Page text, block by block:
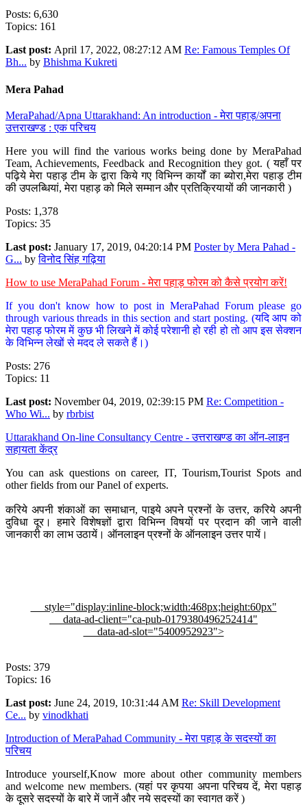
Posts: 6,630
Topics: 161
Last post: April 17, 2022, 08:27:12 AM Re: Famous Temples Of
Bh... by Bhishma Kukreti
Mera Pahad
MeraPahad/Apna Uttarakhand: An introduction - मेरा पहाड़/अपना
उत्तराखण्ड : एक परिचय
Here you will find the various works being done by MeraPahad
Team, Achievements, Feedback and Recognition they got. ( यहाँ पर
पढ़िये मेरा पहाड़ टीम के द्वारा किये गए विभिन्न कार्यों का ब्योरा,मेरा पहाड़ टीम
की उपलब्धियां, मेरा पहाड़ को मिले सम्मान और प्रतिक्रियायों की जानकारी )
Posts: 1,378
Topics: 35
Last post: January 17, 2019, 04:20:14 PM Poster by Mera Pahad -
G... byविनोद सिंह गढ़िया
How to use MeraPahad Forum - मेरा पहाड़ फोरम को कैसे प्रयोग करें!
If you don't know how to post in MeraPahad Forum please go
through various threads in this section and start posting. (यदि आप को
मेरा पहाड़ फोरम में कुछ भी लिखने में कोई परेशानी हो रही हो तो आप इस सेक्शन
के विभिन्न लेखों से मदद ले सकते हैं।)
Posts: 276
Topics: 11
Last post: November 04, 2019, 02:39:15 PM Re: Competition -
Who Wi... by rbrbist
Uttarakhand On-line Consultancy Centre - उत्तराखण्ड का ऑन-लाइन
सहायता केंद्र
You can ask questions on career, IT, Tourism,Tourist Spots and
other fields from our Panel of experts.
करिये अपनी शंकाओं का समाधान, पाइये अपने प्रश्नों के उत्तर, करिये अपनी
दुविधा दूर। हमारे विशेषज्ञों द्वारा विभिन्न विषयों पर प्रदान की जाने वाली
जानकारी का लाभ उठायें। ऑनलाइन प्रश्नों के ऑनलाइन उत्तर पायें।
style="display:inline-block;width:468px;height:60px"
data-ad-client="ca-pub-0179380496252414"
data-ad-slot="5400952923">
Posts: 379
Topics: 16
Last post: June 24, 2019, 10:31:44 AM Re: Skill Development
Ce... by vinodkhati
Introduction of MeraPahad Community - मेरा पहाड़ के सदस्यों का
परिचय
Introduce yourself,Know more about other community members
and welcome new members. (यहां पर कृपया अपना परिचय दें, मेरा पहाड़
के दूसरे सदस्यों के बारे में जानें और नये सदस्यों का स्वागत करें )